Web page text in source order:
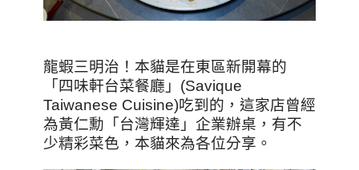
龍蝦三明治！本貓是在東區新開幕的
「四味軒台菜餐廳」(Savique
Taiwanese Cuisine)吃到的，這家店曾經
為黃仁勳「台灣輝達」企業辦桌，有不
少精彩菜色，本貓來為各位分享。